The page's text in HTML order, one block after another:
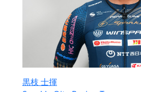
黒枝 士揮